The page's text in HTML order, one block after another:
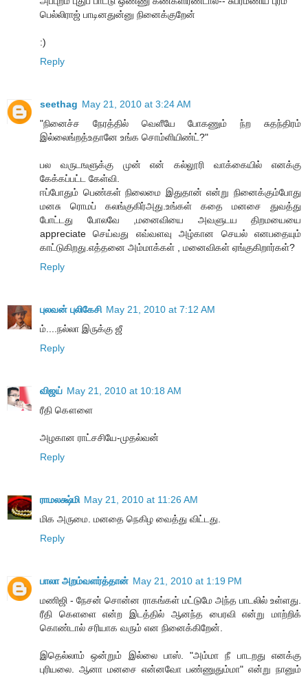
பெல்லிராஜ் பாடினதுன்னு நினைக்குறேன்
:)
Reply
seethag May 21, 2010 at 3:24 AM
"நினைச்ச நேரத்தில் வெளீயே போகணும் ந்ற சுதந்திரம்
இல்லைங்றத்உதானே உங்க சொம்ளியிண்ட்?"
பல வருடஙளுக்கு முன் என் கல்லூரி வாக்கையில் எனக்கு
கேக்கப்பட்ட கேள்வி.
ஈப்போதும் பெண்கள் நிலைமை இதுதான் என்று நினைக்கும்போது
மனசு ரொமப் கலங்குகிர்அது.உங்கள் கதை மனசை துவத்து
போட்டது போலவே ,மனைவியை அவளுடய திறமயையை
appreciate செய்வது எவ்வளவு அழ்கான செயல் எனபதையும்
காட்டுகிறது.எத்தனை அம்மாக்கள் , மனைவிகள் ஏங்குகிறார்கள்?
Reply
புலவன் புலிகேசி May 21, 2010 at 7:12 AM
ம்....நல்லா இருக்கு ஜீ
Reply
விஜய் May 21, 2010 at 10:18 AM
ரீதி கௌளை
அழகான ராட்சசியே-முதல்வன்
Reply
ராமலக்ஷ்மி May 21, 2010 at 11:26 AM
மிக அருமை. மனதை நெகிழ வைத்து விட்டது.
Reply
பாலா அறம்வளர்த்தான் May 21, 2010 at 1:19 PM
மணிஜி - நேசன் சொன்ன ராகங்கள் மட்டுமே அந்த பாடலில் உள்ளது.
ரீதி கெளளை என்ற இடத்தில் ஆனந்த பைரவி என்று மாற்றிக்
கொண்டால் சரியாக வரும் என நினைக்கிறேன்.
இதெல்லாம் ஒன்றும் இல்லை பாஸ். "அம்மா நீ பாடறது எனக்கு
புரியலை. ஆனா மனசை என்னவோ பண்ணுதும்மா" என்று நானும்